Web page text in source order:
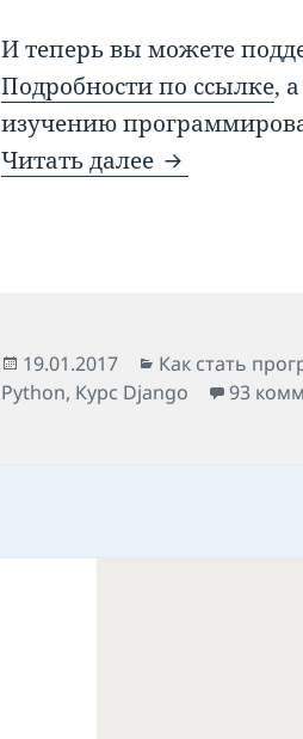
И теперь вы можете
Подробности по ссылке,
изучению
Читать далее Как стать
Опубликовано
19.01.2017 Рубрики
Как стать
Python, Курс Django 93